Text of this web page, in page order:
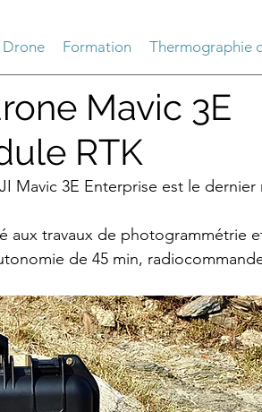
Drone Formation Thermographie
Mavic 3E
RTK
Mavic 3E Enterprise est le
aux travaux de photogrammétrie
de 45 min,